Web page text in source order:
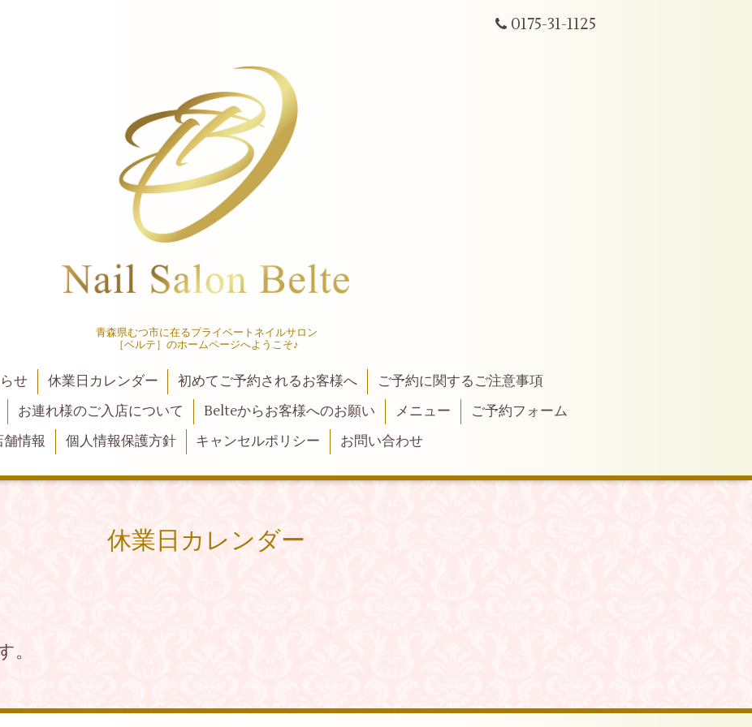
0175-31-1125
青森県むつ市に在るプライベートネイルサロン
［ベルテ］のホームページへようこそ♪
せ 休業日カレンダー 初めてご予約されるお客様へ
ご予約に関するご注意事項
お連れ様のご入店について Belteからお客様へのお願い メニュー
ご予約フォーム
舗情報
個人情報保護方針 キャンセルポリシー お問い合わせ
休業日カレンダー
。